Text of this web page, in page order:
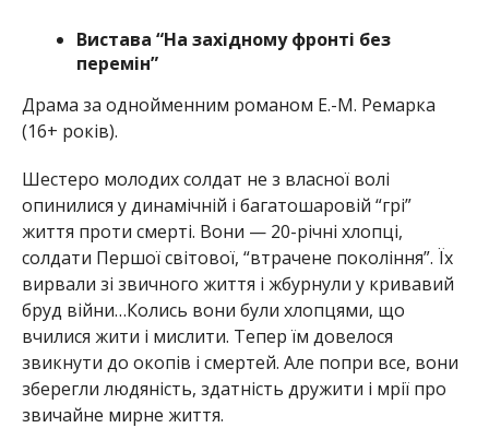
Вистава “На західному фронті без
перемін”
Драма за однойменним романом Е.-М. Ремарка
(16+ років).
Шестеро молодих солдат не з власної волі
опинилися у динамічній і багатошаровій “грі”
життя проти смерті. Вони — 20-річні хлопці,
солдати Першої світової, “втрачене покоління”. Їх
вирвали зі звичного життя і жбурнули у кривавий
бруд війни…Колись вони були хлопцями, що
вчилися жити і мислити. Тепер їм довелося
звикнути до окопів і смертей. Але попри все, вони
зберегли людяність, здатність дружити і мрії про
звичайне мирне життя.